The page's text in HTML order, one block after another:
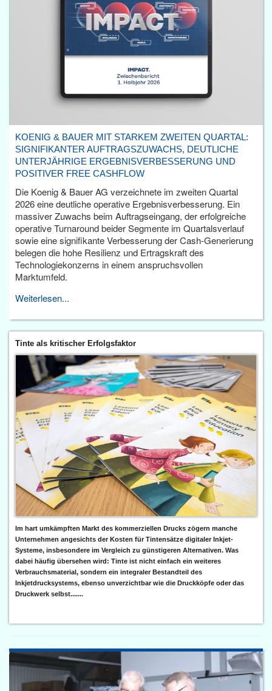
KOENIG & BAUER MIT STARKEM ZWEITEN QUARTAL:
SIGNIFIKANTER AUFTRAGSZUWACHS, DEUTLICHE
UNTERJÄHRIGE ERGEBNISVERBESSERUNG UND
POSITIVER FREE CASHFLOW
Die Koenig & Bauer AG verzeichnete im zweiten Quartal
2026 eine deutliche operative Ergebnisverbesserung. Ein
massiver Zuwachs beim Auftragseingang, der erfolgreiche
operative Turnaround beider Segmente im Quartalsverlauf
sowie eine signifikante Verbesserung der Cash-Generierung
belegen die hohe Resilienz und Ertragskraft des
Technologiekonzerns in einem anspruchsvollen
Marktumfeld.
Weiterlesen...
Tinte als kritischer Erfolgsfaktor
Im hart umkämpften Markt des kommerziellen Drucks zögern manche
Unternehmen angesichts der Kosten für Tintensätze digitaler Inkjet-
Systeme, insbesondere im Vergleich zu günstigeren Alternativen. Was
dabei häufig übersehen wird: Tinte ist nicht einfach ein weiteres
Verbrauchsmaterial, sondern ein integraler Bestandteil des
Inkjetdrucksystems, ebenso unverzichtbar wie die Druckköpfe oder das
Druckwerk selbst.......